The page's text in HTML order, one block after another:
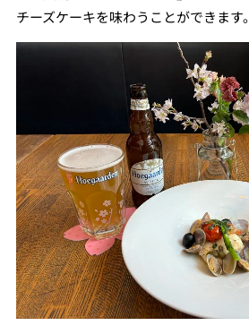
チーズケーキを味わうことができます。